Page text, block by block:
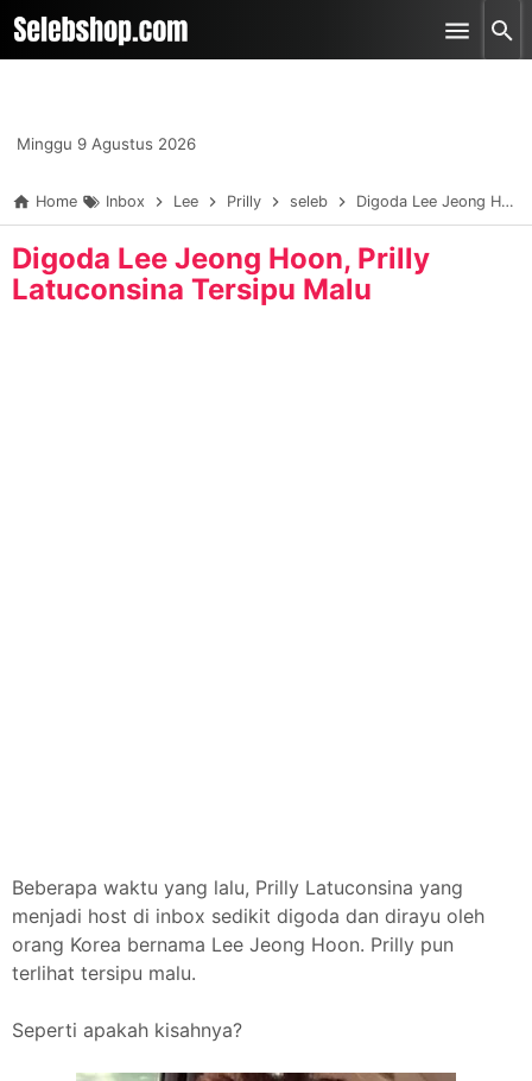
-->
Skip to main content
Minggu 9 Agustus 2026
Home Inbox Lee Prilly seleb Digoda Lee Jeong Hoon, Prilly Latuconsina Tersipu Malu
Digoda Lee Jeong Hoon, Prilly
Latuconsina Tersipu Malu
Beberapa waktu yang lalu, Prilly Latuconsina yang
menjadi host di inbox sedikit digoda dan dirayu oleh
orang Korea bernama Lee Jeong Hoon. Prilly pun
terlihat tersipu malu.
Seperti apakah kisahnya?